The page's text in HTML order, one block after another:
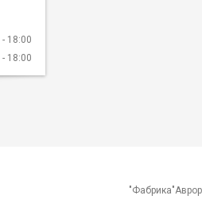
18:00
18:00